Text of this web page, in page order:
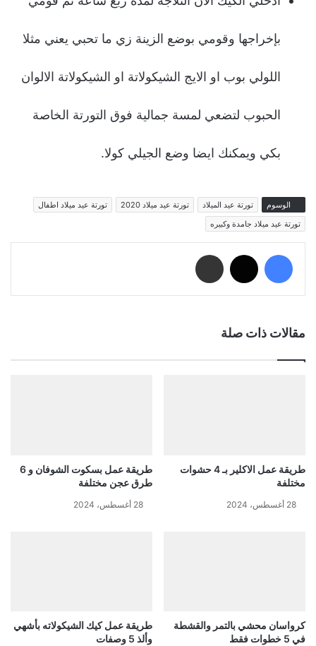
بإخراجها وقومي بوضع الزينة زي ما تحبي يعني مثلا
اللولي بوب او الايج الشيكولاتة او الشيكولاتة الالوان
الحبوب لتضعي لمسة جمالية فوق التورتة الخاصة
بكي ويمكنك ايضا وضع الجيلي كولا.
الوسوم تورتة عيد الميلاد تورتة عيد ميلاد 2020
تورتة عيد ميلاد اطفال
تورتة عيد ميلاد جامدة وكبيره
فيسبوك
مقالات ذات صلة
طريقة عمل الاكلير بـ 4 حشوات
مختلفة
28 أغسطس، 2024
طريقة عمل بسكوت الشوفان و 6
طرق عجن مختلفة
28 أغسطس، 2024
كرواسان محشي بالتمر والقشطة
في 5 خطوات فقط
طريقة عمل كيك الشيكولاته بأشهي
وألذ 5 وصفات